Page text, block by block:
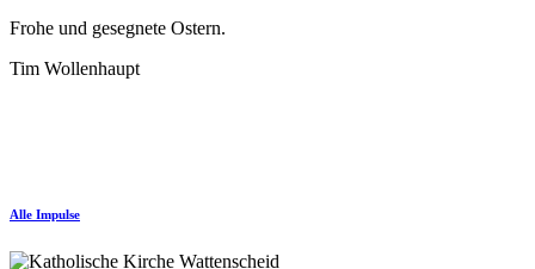
Frohe und gesegnete Ostern.
Tim Wollenhaupt
Alle Impulse